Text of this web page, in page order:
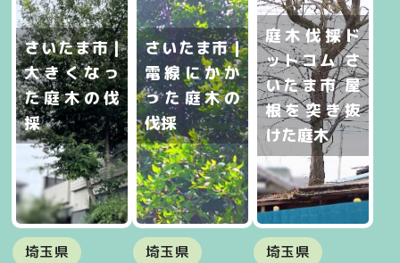
さいたま市 |
大きくなっ
た庭木の伐
採
埼玉県
さいたま市 |
電線にかか
った庭木の
伐採
埼玉県
庭木伐採ド
ットコム さ
いたま市 屋
根を突き抜
けた庭木
埼玉県